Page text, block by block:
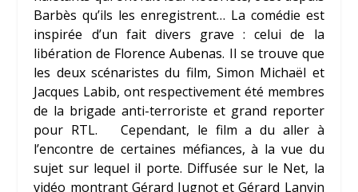
Barbès qu’ils les enregistrent… La comédie est
inspirée d’un fait divers grave : celui de la
libération de Florence Aubenas. Il se trouve que
les deux scénaristes du film, Simon Michaël et
Jacques Labib, ont respectivement été membres
de la brigade anti-terroriste et grand reporter
pour RTL. Cependant, le film a du aller à
l’encontre de certaines méfiances, à la vue du
sujet sur lequel il porte. Diffusée sur le Net, la
vidéo montrant Gérard Jugnot et Gérard Lanvin